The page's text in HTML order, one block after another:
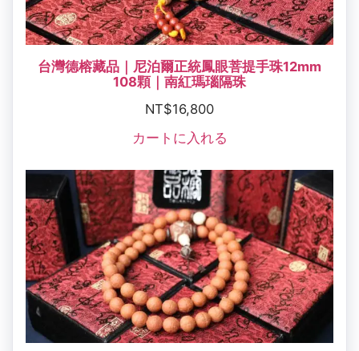
台灣德榕藏品｜尼泊爾正統鳳眼菩提手珠12mm
108顆｜南紅瑪瑙隔珠
NT$16,800
カートに入れる